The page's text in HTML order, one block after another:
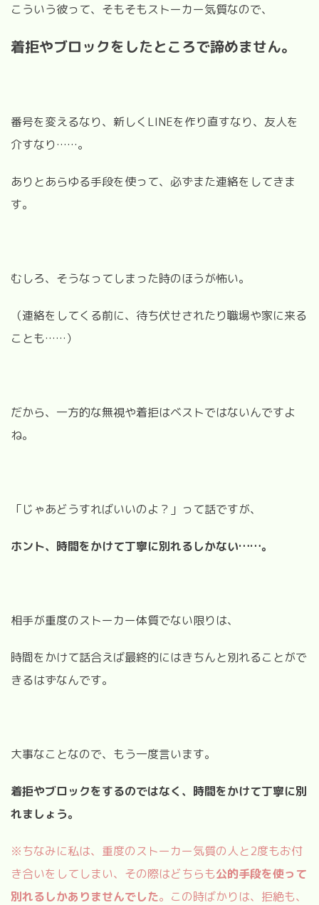
こういう彼って、そもそもストーカー気質なので、
着拒やブロックをしたところで諦めません。
番号を変えるなり、新しくLINEを作り直すなり、友人を
介すなり……。
ありとあらゆる手段を使って、必ずまた連絡をしてきま
す。
むしろ、そうなってしまった時のほうが怖い。
（連絡をしてくる前に、待ち伏せされたり職場や家に来る
ことも……）
だから、一方的な無視や着拒はベストではないんですよ
ね。
「じゃあどうすればいいのよ？」って話ですが、
ホント、時間をかけて丁寧に別れるしかない……。
相手が重度のストーカー体質でない限りは、
時間をかけて話合えば最終的にはきちんと別れることがで
きるはずなんです。
大事なことなので、もう一度言います。
着拒やブロックをするのではなく、時間をかけて丁寧に別
れましょう。
※ちなみに私は、重度のストーカー気質の人と2度もお付
き合いをしてしまい、その際はどちらも公的手段を使って
別れるしかありませんでした。この時ばかりは、拒絶も、